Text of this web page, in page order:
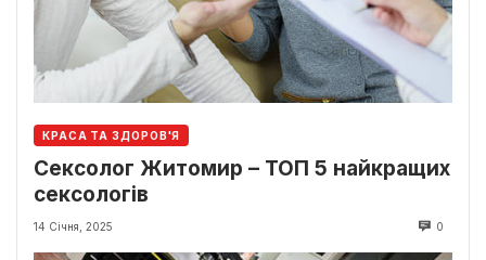
КРАСА ТА ЗДОРОВ'Я
Сексолог Житомир – ТОП 5 найкращих
сексологів
14 Січня, 2025 0